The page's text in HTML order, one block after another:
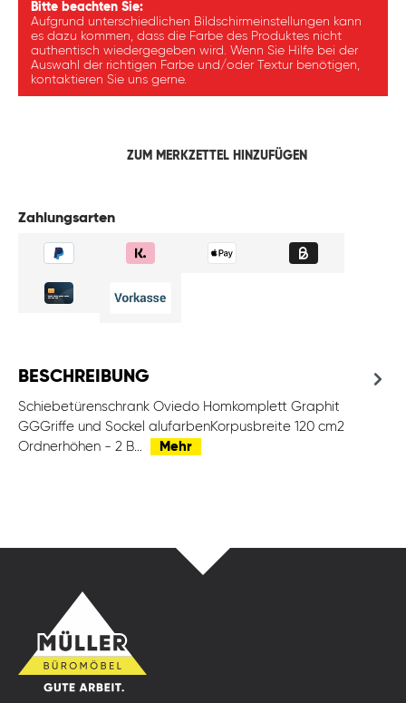
Bitte beachten Sie:
Aufgrund unterschiedlichen Bildschirmeinstellungen kann
es dazu kommen, dass die Farbe des Produktes nicht
authentisch wiedergegeben wird. Wenn Sie Hilfe bei der
Auswahl der richtigen Farbe und/oder Textur benötigen,
kontaktieren Sie uns gerne.
ZUM MERKZETTEL HINZUFÜGEN
Zahlungsarten
BESCHREIBUNG
Schiebetürenschrank Oviedo Homkomplett Graphit
GGGriffe und Sockel alufarbenKorpusbreite 120 cm2
Ordnerhöhen - 2 B…
Mehr